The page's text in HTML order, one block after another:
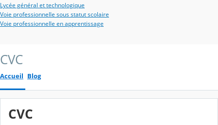
Lycée général et technologique
Voie professionnelle sous statut scolaire
Voie professionnelle en apprentissage
CVC
Accueil Blog
CVC